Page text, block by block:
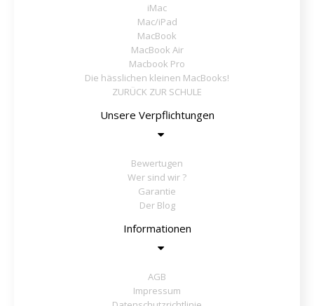
iMac
Mac/iPad
MacBook
MacBook Air
Macbook Pro
Die hässlichen kleinen MacBooks!
ZURÜCK ZUR SCHULE
Unsere Verpflichtungen
Bewertugen
Wer sind wir ?
Garantie
Der Blog
Informationen
AGB
Impressum